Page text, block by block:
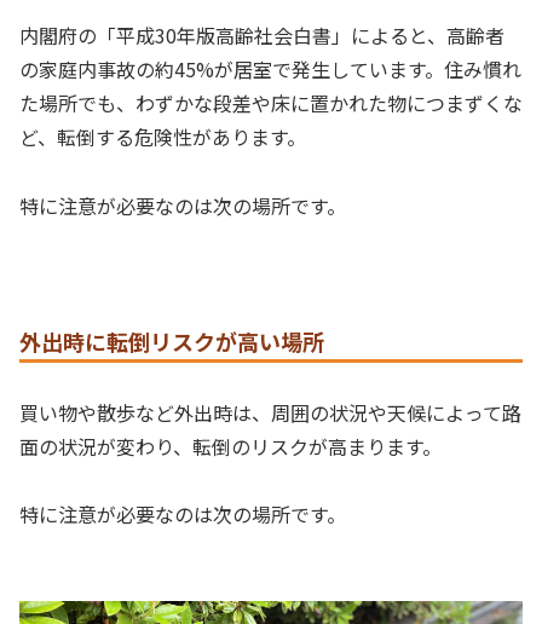
内閣府の「平成30年版高齢社会白書」によると、高齢者
の家庭内事故の約45%が居室で発生しています。住み慣れ
た場所でも、わずかな段差や床に置かれた物につまずくな
ど、転倒する危険性があります。
特に注意が必要なのは次の場所です。
外出時に転倒リスクが高い場所
買い物や散歩など外出時は、周囲の状況や天候によって路
面の状況が変わり、転倒のリスクが高まります。
特に注意が必要なのは次の場所です。